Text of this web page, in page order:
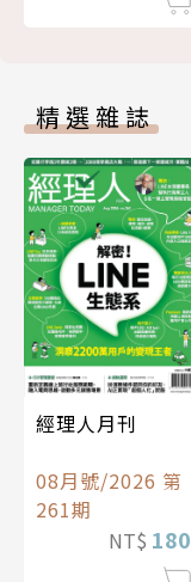
精選雜誌
經理人月刊
08月號/2026 第
261期
NT$ 180